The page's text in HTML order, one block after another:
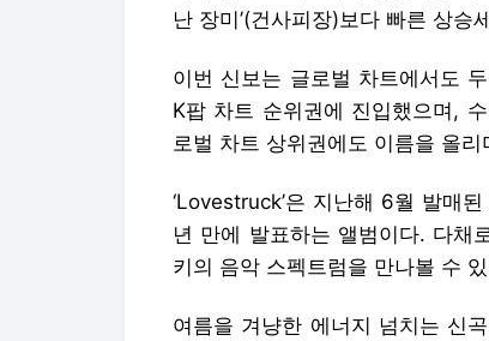
난 장미’(건사피장)보다 빠른 상
이번 신보는 글로벌 차트에서도
K팝 차트 순위권에 진입했으며,
로벌 차트 상위권에도 이름을 올
‘Lovestruck’은 지난해 6월 발매
년 만에 발표하는 앨범이다. 다채
키의 음악 스펙트럼을 만나볼 수
여름을 겨냥한 에너지 넘치는 신